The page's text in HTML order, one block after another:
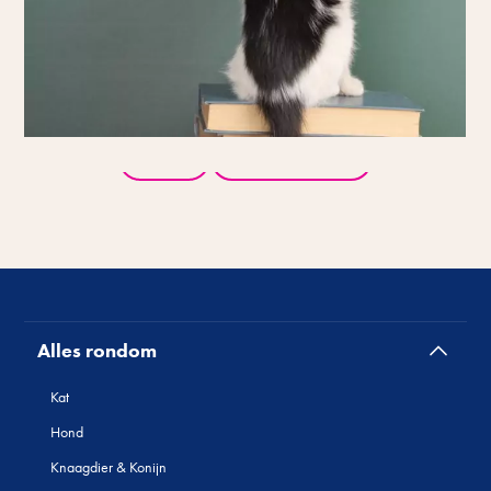
Alles rondom
Kat
Hond
Knaagdier & Konijn